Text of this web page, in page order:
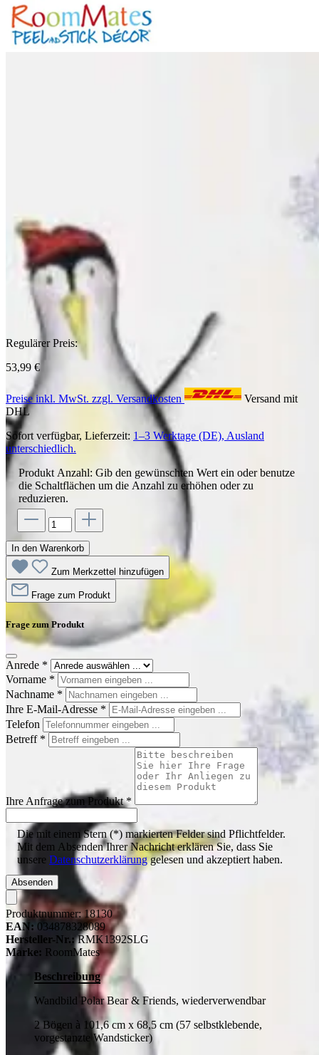
Regulärer Preis:
53,99 €
Preise inkl. MwSt. zzgl. Versandkosten
Versand mit
DHL
Sofort verfügbar, Lieferzeit: 1–3 Werktage (DE), Ausland
unterschiedlich.
Produkt Anzahl: Gib den gewünschten Wert ein oder benutze
die Schaltflächen um die Anzahl zu erhöhen oder zu
reduzieren.
In den Warenkorb
Zum Merkzettel hinzufügen
Frage zum Produkt
Frage zum Produkt
Anrede *
Vorname *
Nachname *
Ihre E-Mail-Adresse *
Telefon
Betreff *
Ihre Anfrage zum Produkt*
Die mit einem Stern (*) markierten Felder sind Pflichtfelder.
Mit dem Absenden Ihrer Nachricht erklären Sie, dass Sie
unsere Datenschutzerklärunggelesen und akzeptiert haben.
Absenden
Produktnummer:18130
EAN: 034878328089
Hersteller-Nr.: RMK1392SLG
Marke: RoomMates
Beschreibung
Wandbild Polar Bear & Friends, wiederverwendbar
2 Bögen à 101,6 cm x 68,5 cm (57 selbstklebende,
vorgestanzte Wandsticker)